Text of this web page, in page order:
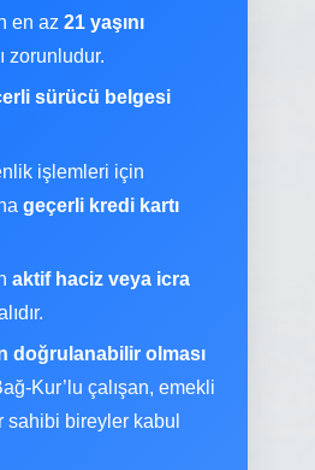
en az 21 yaşını
zorunludur.
sürücü belgesi
işlemleri için
geçerli kredi kartı
aktif haciz veya icra
doğrulanabilir olması
Kur’lu çalışan, emekli
bireyler kabul